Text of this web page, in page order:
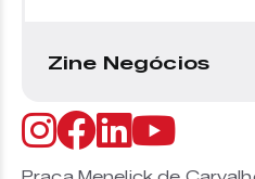
Zine Negócios